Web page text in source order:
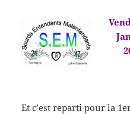
Et c’est reparti pour la